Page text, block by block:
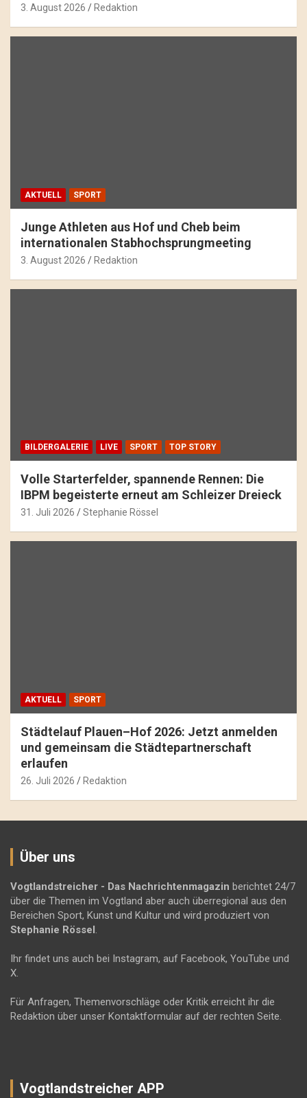
3. August 2026 Redaktion
AKTUELL SPORT
Junge Athleten aus Hof und Cheb beim
internationalen Stabhochsprungmeeting
3. August 2026 Redaktion
BILDERGALERIE LIVE SPORT TOP STORY
Volle Starterfelder, spannende Rennen: Die
IBPM begeisterte erneut am Schleizer Dreieck
31. Juli 2026 Stephanie Rössel
AKTUELL SPORT
Städtelauf Plauen–Hof 2026: Jetzt anmelden
und gemeinsam die Städtepartnerschaft
erlaufen
26. Juli 2026 Redaktion
Über uns
Vogtlandstreicher - Das Nachrichtenmagazin berichtet 24/7
über die Themen im Vogtland aber auch überregional aus den
Bereichen Sport, Kunst und Kultur und wird produziert von
Stephanie Rössel.
Ihr findet uns auch bei Instagram, auf Facebook, YouTube und
X.
Für Anfragen, Themenvorschläge oder Kritik erreicht ihr die
Redaktion über unser Kontaktformular auf der rechten Seite.
Vogtlandstreicher APP